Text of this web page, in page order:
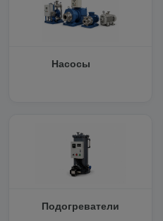
Насосы
Подогреватели